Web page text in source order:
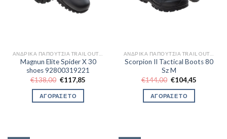
ΑΝΔΡΙΚΆ ΠΑΠΟΎΤΣΙΑ TRAIL OUTDOR
Magnun Elite Spider X 30
shoes 92800319221
€138,00 Original
was:
€138,00.
€117,85
ΑΓΟΡΑΣΕ ΤΟ
ΑΝΔΡΙΚΆ ΠΑΠΟΎΤΣΙΑ TRAIL OUTDOR
Scorpion II Tactical Boots 80
Sz M
€144,00 Original
was:
€144,00.
€104,45
ΑΓΟΡΑΣΕ ΤΟ